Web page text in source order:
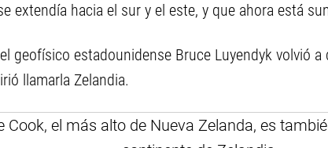
extendía hacia el sur y el este, y que ahora está
geofísico estadounidense Bruce Luyendyk volvió
llamarla Zelandia.